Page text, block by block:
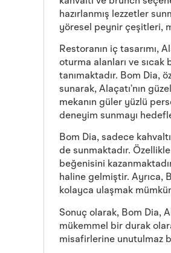
hazırlanmış lezzetler
yöresel peynir çeşitleri,
Restoranın iç tasarımı,
oturma alanları ve
tanımaktadır. Bom Dia,
sunarak, Alaçatı’nın
mekanın güler yüzlü
deneyim sunmayı
Bom Dia, sadece
de sunmaktadır.
beğenisini
haline gelmiştir. Ayrıca,
kolayca ulaşmak
Sonuç olarak, Bom Dia,
mükemmel bir durak
misafirlerine unutulmaz